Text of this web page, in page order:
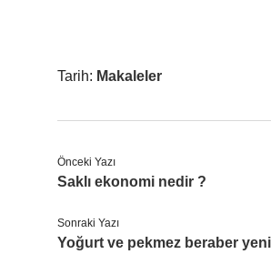
Tarih: Makaleler
Önceki Yazı
Saklı ekonomi nedir ?
Sonraki Yazı
Yoğurt ve pekmez beraber